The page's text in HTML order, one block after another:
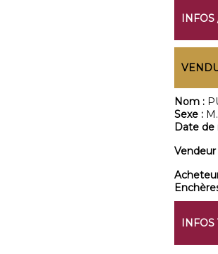
INFOS
Nom :
Sexe : M.
Date de
Vendeur
INFOS